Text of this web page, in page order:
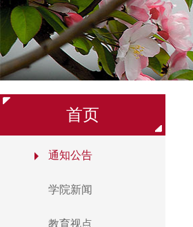
首页
通知公告
学院新闻
教育视点